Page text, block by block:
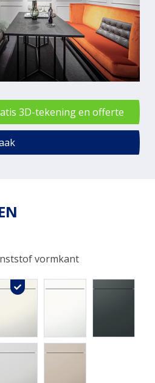
3D-tekening en offerte
vormkant